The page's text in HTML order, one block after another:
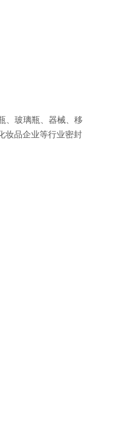
、玻璃瓶、器械、移
妆品企业等行业密封